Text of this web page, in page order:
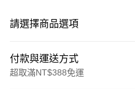
請選擇商品選項
付款與運送方式
超取滿NT$388免運